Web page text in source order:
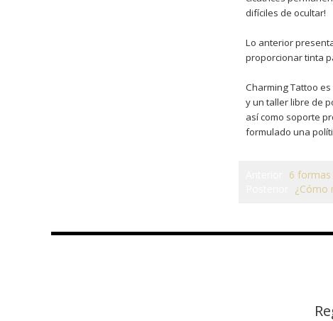
difíciles de ocultar!
Lo anterior
proporcionar tinta
Charming Tattoo
y un taller libre de
así como soporte
formulado una
6 formas
¿Cómo